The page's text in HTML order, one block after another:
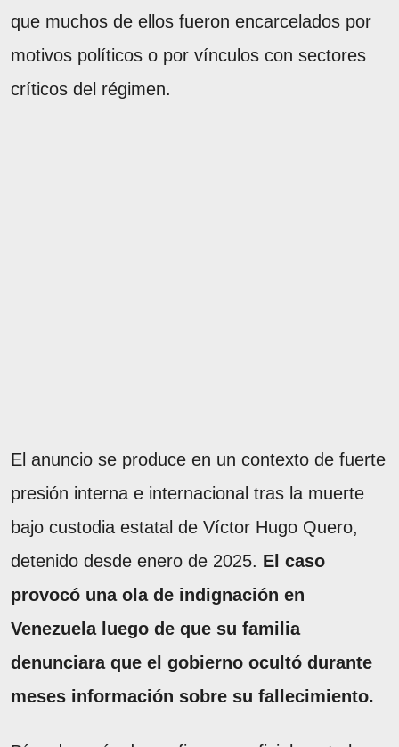
que muchos de ellos fueron encarcelados por
motivos políticos o por vínculos con sectores
críticos del régimen.
El anuncio se produce en un contexto de fuerte
presión interna e internacional tras la muerte
bajo custodia estatal de Víctor Hugo Quero,
detenido desde enero de 2025. El caso
provocó una ola de indignación en
Venezuela luego de que su familia
denunciara que el gobierno ocultó durante
meses información sobre su fallecimiento.